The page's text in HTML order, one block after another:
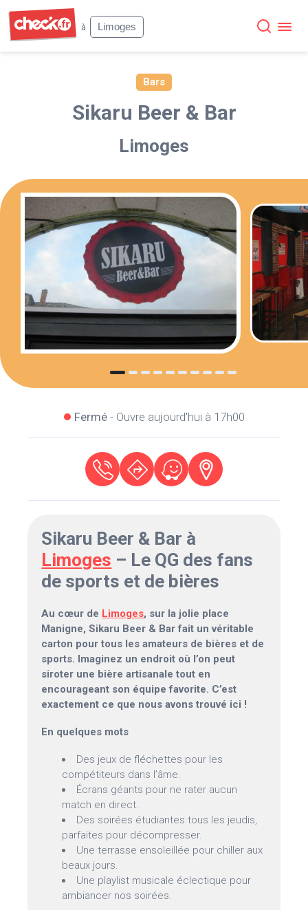
à
Limoges
Bars
Sikaru Beer & Bar
Limoges
Fermé- Ouvre aujourd'hui à 17h00
Sikaru Beer & Bar à
Limoges – Le QG des fans
de sports et de bières
Au cœur de Limoges, sur la jolie place
Manigne, Sikaru Beer & Bar fait un véritable
carton pour tous les amateurs de bières et de
sports. Imaginez un endroit où l’on peut
siroter une bière artisanale tout en
encourageant son équipe favorite. C’est
exactement ce que nous avons trouvé ici !
En quelques mots
Des jeux de fléchettes pour les
compétiteurs dans l’âme.
Écrans géants pour ne rater aucun
match en direct.
Des soirées étudiantes tous les jeudis,
parfaites pour décompresser.
Une terrasse ensoleillée pour chiller aux
beaux jours.
Une playlist musicale éclectique pour
ambiancer nos soirées.